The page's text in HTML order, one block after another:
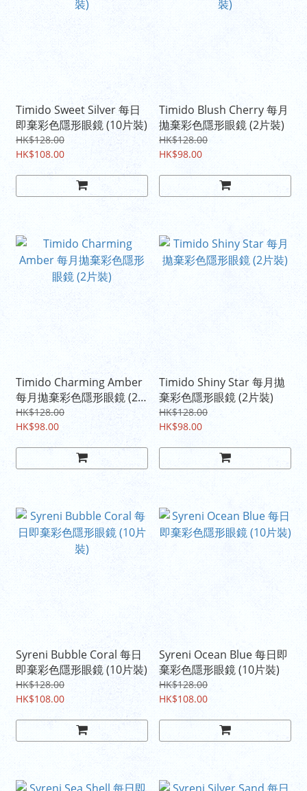
Timido Sweet Silver 每日
即棄彩色隱形眼鏡 (10片裝)
HK$128.00
HK$108.00
Timido Blush Cherry 每月
拋棄彩色隱形眼鏡 (2片裝)
HK$128.00
HK$98.00
Timido Charming Amber
每月拋棄彩色隱形眼鏡 (2
片裝)
HK$128.00
HK$98.00
Timido Shiny Star 每月拋
棄彩色隱形眼鏡 (2片裝)
HK$128.00
HK$98.00
Syreni Bubble Coral 每日
即棄彩色隱形眼鏡 (10片裝)
HK$128.00
HK$108.00
Syreni Ocean Blue 每日即
棄彩色隱形眼鏡 (10片裝)
HK$128.00
HK$108.00